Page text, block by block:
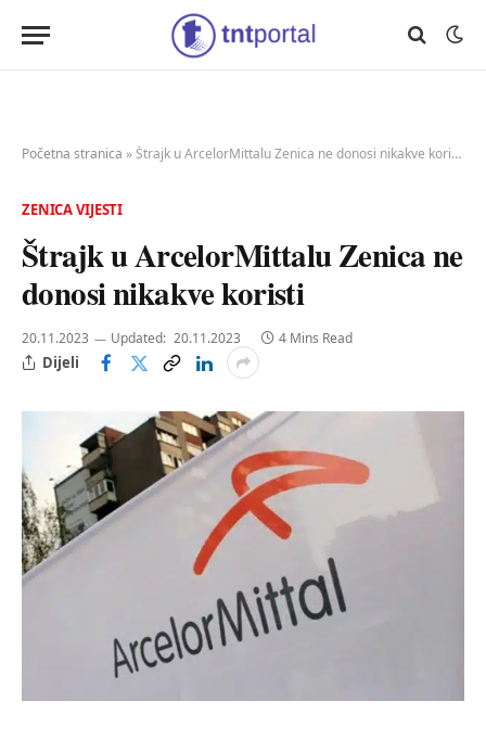
Početna stranica »Štrajk u ArcelorMittalu Zenica ne donosi nikakve koristi
ZENICA VIJESTI
Štrajk u ArcelorMittalu Zenica ne
donosi nikakve koristi
20.11.2023 Updated: 20.11.2023 4 Mins Read
Dijeli